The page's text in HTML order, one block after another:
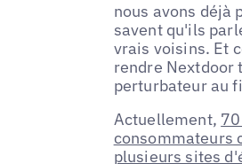
nous avons déjà
savent qu'ils
vrais voisins. Et
rendre Nextdoor
perturbateur au
Actuellement,
consommateurs
plusieurs sites